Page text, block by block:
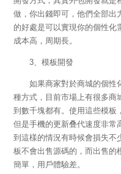
做，你出錢即可，他們全部出
的好處是可以實現你的個性化
成本高，周期長。
3、模板開發
如果商家對於商城的個性
種方式，目前市場上有很多商
到數千塊都有。使用這些模板
但是手機的更新叠代速度非常
到這樣的情況有時候會損失不
板不會出售源碼的，而出售的
簡單，用戶體驗差。